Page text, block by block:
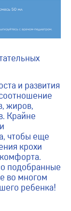
и развития
жиров,
Крайне
чтобы еще
крохи
подобранные
во многом
ребенка!